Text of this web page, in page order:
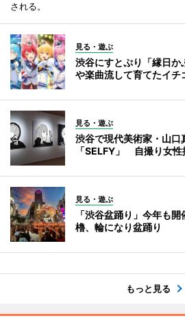
される。
見る・遊ぶ
渋谷にすとぷり「縁日
や楽曲流して育てたイチ
見る・遊ぶ
渋谷で現代美術家・山口
「SELFY」 自撮り女性
見る・遊ぶ
「渋谷盆踊り」今年も
櫓、輪になり盆踊り
もっと見る